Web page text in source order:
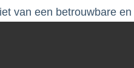
van een betrouwbare